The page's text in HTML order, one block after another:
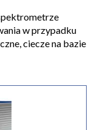
w przypadku
ciecze na bazie